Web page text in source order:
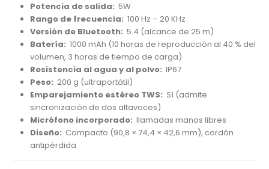
Potencia de salida: 5W
Rango de frecuencia: 100 Hz – 20 KHz
Versión de Bluetooth: 5.4 (alcance de 25 m)
Batería: 1000 mAh (10 horas de reproducción al 40 % del
volumen, 3 horas de tiempo de carga)
Resistencia al agua y al polvo: IP67
Peso: 200 g (ultraportátil)
Emparejamiento estéreo TWS: Sí (admite
sincronización de dos altavoces)
Micrófono incorporado: llamadas manos libres
Diseño: Compacto (90,8 × 74,4 × 42,6 mm), cordón
antipérdida